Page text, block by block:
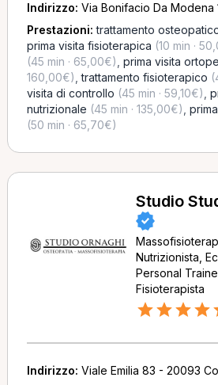
Indirizzo: Via Bonifacio Da Modena
Prestazioni:trattamento
prima visita fisioterapica (10 min ·
(45 min · 65,00€) prima visita
160,00€) ,trattamento fisioterapico
visita di controllo (45 min · 59,10€)
nutrizionale (45 min · 135,00€)
(50 min · 65,70€)
Studio
Nutrizionista,
Personal
Fisioterapista
Indirizzo: Viale Emilia 83 - 20093